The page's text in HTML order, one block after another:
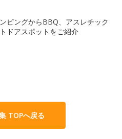
ピングからBBQ、アスレチック
ドアスポットをご紹介
TOPへ戻る